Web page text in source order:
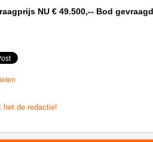
NU € 49.500,-- Bod gevraagd
het de redactie!